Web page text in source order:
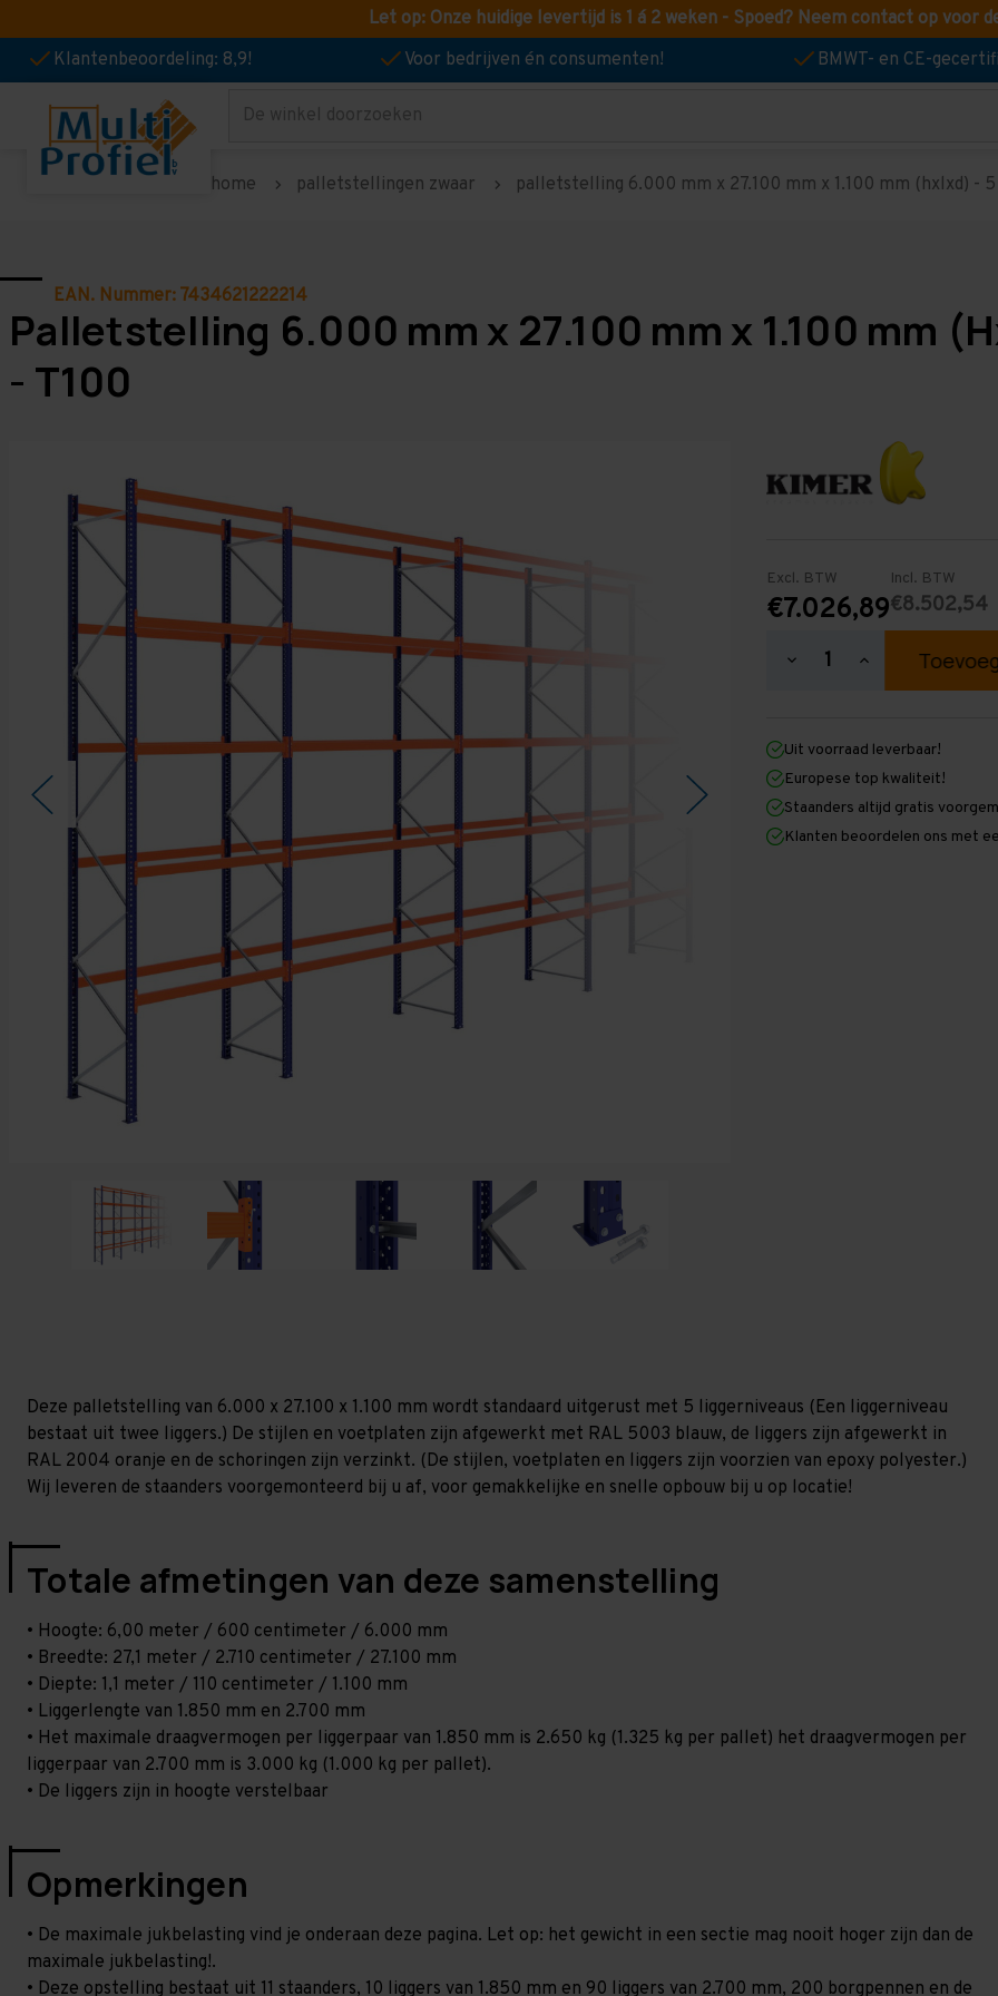
Let op: Onze huidige levertijd is 1 á 2 weken - Spoed? Neem contact op voor
Klantenbeoordeling: 8,9!
Voor bedrijven én consumenten! BMWT- en CE-
Zoeken
home palletstellingen zwaar palletstelling 6.000 mm x 27.100 mm x 1.100 mm (hxlxd) -
EAN. Nummer: 7434621222214
Palletstelling 6.000 mm x 27.100 mm x 1.100 mm
- T100
Excl. BTW
€7.026,89
Incl. BTW
€8.502,54
Hoeveelheid
6.000
mm
x
27.100
mm
x
1.100
Hoeveelheid
verhogen
6.000
mm
x
27.100
mm
x
1.100
Uit voorraad leverbaar!
Europese top kwaliteit!
Staanders altijd gratis
Klanten beoordelen ons met
Deze palletstelling van 6.000 x 27.100 x 1.100 mm wordt standaard uitgerust met 5 liggerniveaus (Een liggerniveau
bestaat uit twee liggers.) De stijlen en voetplaten zijn afgewerkt met RAL 5003 blauw, de liggers zijn afgewerkt in
RAL 2004 oranje en de schoringen zijn verzinkt. (De stijlen, voetplaten en liggers zijn voorzien van epoxy polyester.)
Wij leveren de staanders voorgemonteerd bij u af, voor gemakkelijke en snelle opbouw bij u op locatie!
Totale afmetingen van deze samenstelling
• Hoogte: 6,00 meter / 600 centimeter / 6.000 mm
• Breedte: 27,1 meter / 2.710 centimeter / 27.100 mm
• Diepte: 1,1 meter / 110 centimeter / 1.100 mm
• Liggerlengte van 1.850 mm en 2.700 mm
• Het maximale draagvermogen per liggerpaar van 1.850 mm is 2.650 kg (1.325 kg per pallet) het draagvermogen per
liggerpaar van 2.700 mm is 3.000 kg (1.000 kg per pallet).
• De liggers zijn in hoogte verstelbaar
Opmerkingen
• De maximale jukbelasting vind je onderaan deze pagina. Let op: het gewicht in een sectie mag nooit hoger zijn dan de
maximale jukbelasting!.
• Deze opstelling bestaat uit 11 staanders, 10 liggers van 1.850 mm en 90 liggers van 2.700 mm, 200 borgpennen en de